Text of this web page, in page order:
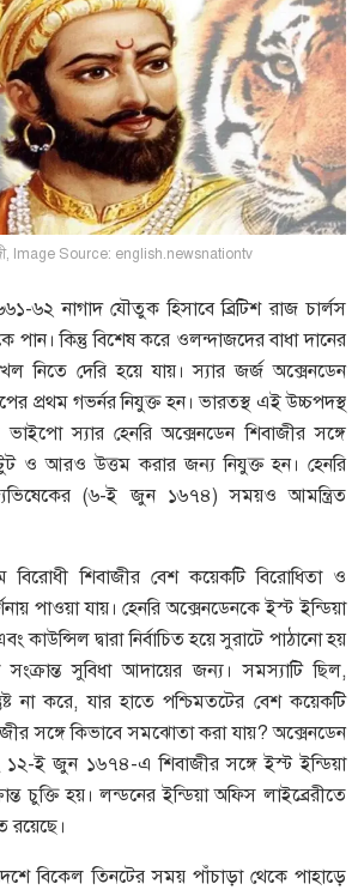
Image Source: english.newsnationtv
৬২ নাগাদ যৌতুক হিসাবে ব্রিটিশ রাজ চার্লস
পান। কিন্তু বিশেষ করে ওলন্দাজদের বাধা দানের
নিতে দেরি হয়ে যায়। স্যার জর্জ অক্সেনডেন
প্রথম গভর্নর নিযুক্ত হন। ভারতস্থ এই উচ্চপদস্থ
স্যার হেনরি অক্সেনডেন শিবাজীর সঙ্গে
ও আরও উত্তম করার জন্য নিযুক্ত হন। হেনরি
(৬-ই জুন ১৬৭৪) সময়ও আমন্ত্রিত
শিবাজীর বেশ কয়েকটি বিরোধিতা ও
পাওয়া যায়। হেনরি অক্সেনডেনকে ইস্ট ইন্ডিয়া
কাউন্সিল দ্বারা নির্বাচিত হয়ে সুরাটে পাঠানো হয়
সংক্রান্ত সুবিধা আদায়ের জন্য। সমস্যাটি ছিল,
না করে, যার হাতে পশ্চিমতটের বেশ কয়েকটি
সঙ্গে কিভাবে সমঝোতা করা যায়? অক্সেনডেন
ই জুন ১৬৭৪-এ শিবাজীর সঙ্গে ইস্ট ইন্ডিয়া
চুক্তি হয়। লন্ডনের ইন্ডিয়া অফিস লাইব্রেরীতে
রয়েছে।
বিকেল তিনটের সময় পাঁচাড়া থেকে পাহাড়ে